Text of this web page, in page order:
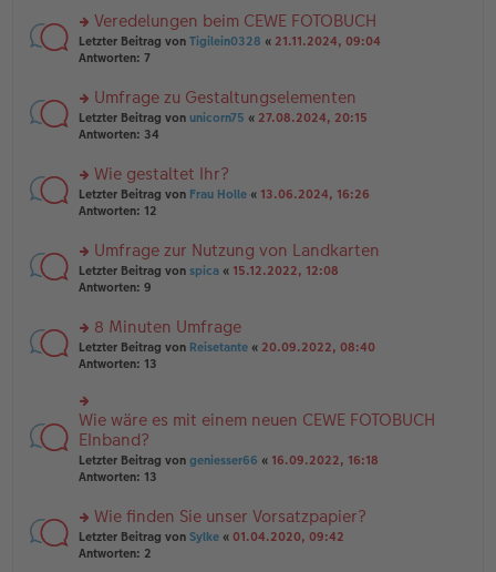
tr
a
g
el
es
e
B
ei
tr
g
rs
te
n
g
el
e
n
er
tr
a
g
Veredelungen beim CEWE FOTOBUCH
Letzter Beitrag von Tigilein0328 « 21.11.2024, 09:04
Antworten: 7
rs
te
n
g
el
e
n
er
tr
a
g
Umfrage zu Gestaltungselementen
Letzter Beitrag von unicorn75 « 27.08.2024, 20:15
Antworten: 34
rs
te
n
g
el
e
n
er
tr
a
g
Wie gestaltet Ihr?
Letzter Beitrag von Frau Holle « 13.06.2024, 16:26
Antworten: 12
rs
te
n
g
el
e
n
er
B
ei
tr
g
Umfrage zur Nutzung von Landkarten
Letzter Beitrag von spica « 15.12.2022, 12:08
Antworten: 9
rs
te
u
n
g
el
es
e
er
B
ei
tr
8 Minuten Umfrage
Letzter Beitrag von Reisetante « 20.09.2022, 08:40
Antworten: 13
rs
te
r
u
n
el
es
e
Wie wäre es mit einem neuen CEWE FOTOBUCH
EInband?
Letzter Beitrag von geniesser66 « 16.09.2022, 16:18
Antworten: 13
rs
te
Wie finden Sie unser Vorsatzpapier?
Letzter Beitrag von Sylke « 01.04.2020, 09:42
Antworten: 2